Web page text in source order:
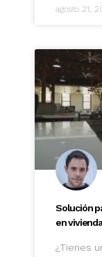
agosto 21,
Solución
en vivienda
¿Tienes